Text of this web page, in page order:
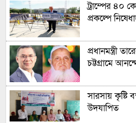
ট্রাম্পের ৪০
প্রকল্পে
প্রধানমন্ত্রী
চট্টগ্রামে
সারসায় কৃষ্টি
উদযাপিত